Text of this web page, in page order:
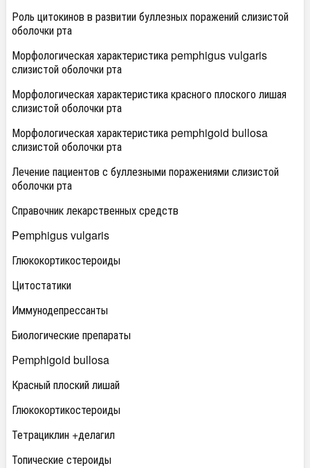
Роль цитокинов в развитии буллезных поражений слизистой
оболочки рта
Морфологическая характеристика pemphigus vulgaris
слизистой оболочки рта
Морфологическая характеристика красного плоского лишая
слизистой оболочки рта
Морфологическая характеристика pemphigoid bullosa
слизистой оболочки рта
Лечение пациентов с буллезными поражениями слизистой
оболочки рта
Справочник лекарственных средств
Pemphigus vulgaris
Глюкокортикостероиды
Цитостатики
Иммунодепрессанты
Биологические препараты
Рemphigoid bullosa
Красный плоский лишай
Глюкокортикостероиды
Тетрациклин +делагил
Топические стероиды